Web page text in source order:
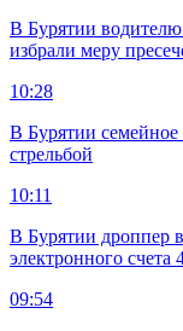
В Бурятии водителю
избрали меру
10:28
В Бурятии семейное
стрельбой
10:11
В Бурятии дроппер
электронного счета
09:54